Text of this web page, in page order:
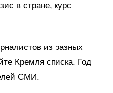
в стране, курс
из разных
Кремля списка. Год
СМИ.